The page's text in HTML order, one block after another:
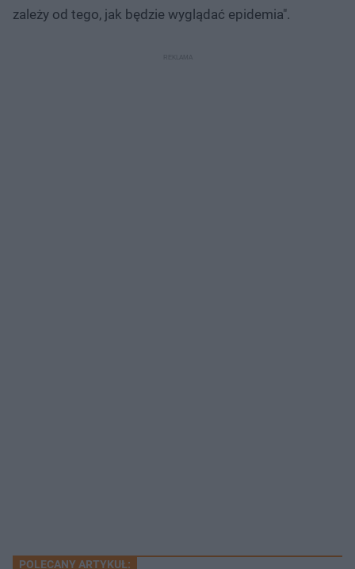
zależy od tego, jak będzie wyglądać epidemia".
POLECANY ARTYKUŁ: